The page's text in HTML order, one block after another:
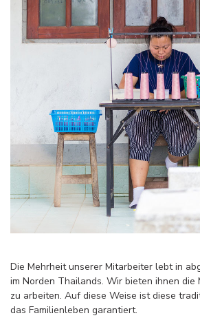
Die Mehrheit unserer Mitarbeiter lebt in
im Norden Thailands. Wir bieten ihnen die
zu arbeiten. Auf diese Weise ist diese
das Familienleben garantiert.